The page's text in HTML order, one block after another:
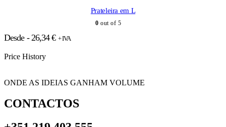
Prateleira em L
0 out of 5
Desde - 26,34€ + IVA
Price History
ONDE AS IDEIAS GANHAM VOLUME
CONTACTOS